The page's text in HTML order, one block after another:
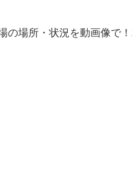
の場所・状況を動画像で